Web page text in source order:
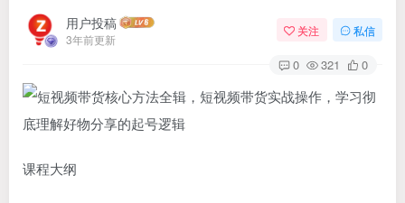
用户投稿
3年前更新
关注 私信
0 321 0
课程大纲